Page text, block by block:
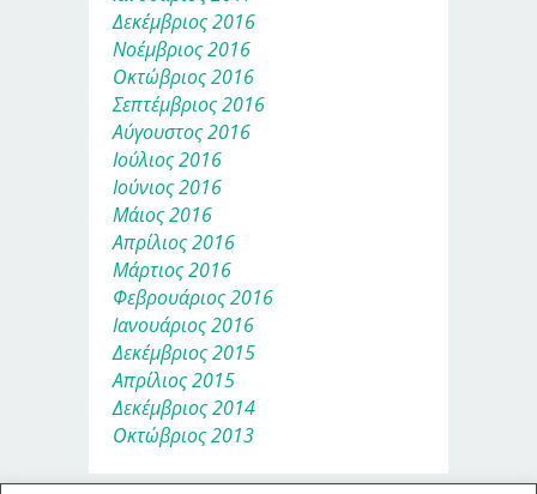
Δεκέμβριος 2016
Νοέμβριος 2016
Οκτώβριος 2016
Σεπτέμβριος 2016
Αύγουστος 2016
Ιούλιος 2016
Ιούνιος 2016
Μάιος 2016
Απρίλιος 2016
Μάρτιος 2016
Φεβρουάριος 2016
Ιανουάριος 2016
Δεκέμβριος 2015
Απρίλιος 2015
Δεκέμβριος 2014
Οκτώβριος 2013